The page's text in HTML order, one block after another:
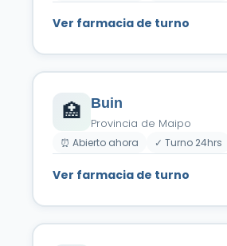
Ver farmacia de turno
🏥 Buin
Provincia de Maipo
⏰ Abierto ahora ✓ Turno 24hrs
Ver farmacia de turno